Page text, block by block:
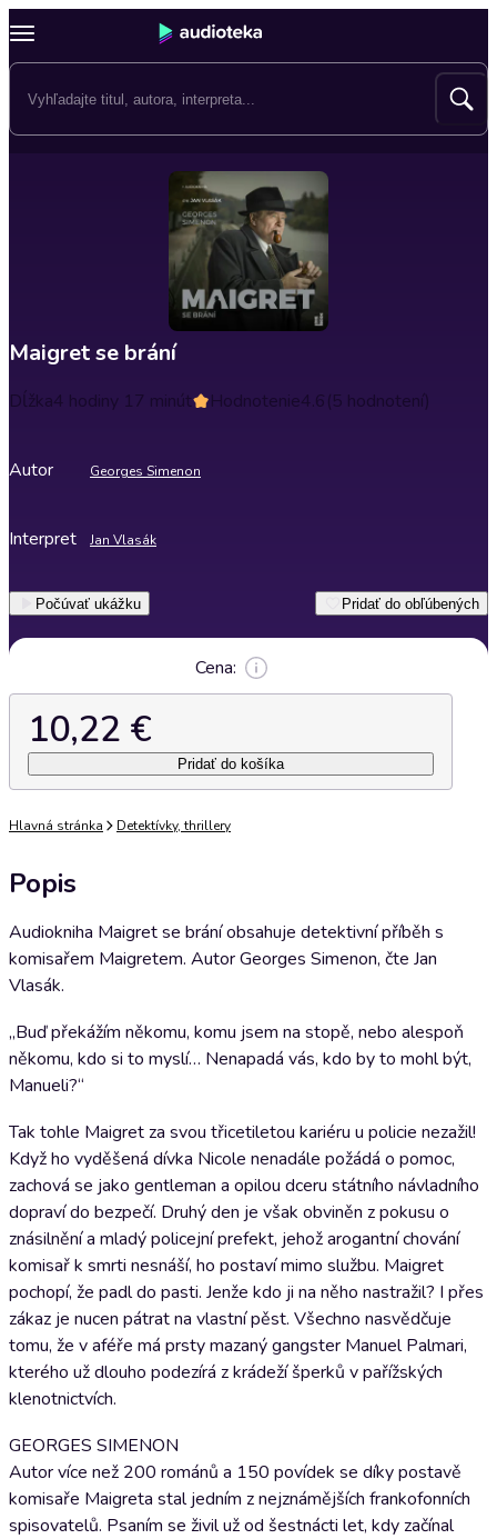
Maigret se brání
Dĺžka4 hodiny 17 minút Hodnotenie4.6(5 hodnotení)
Autor Georges Simenon
Interpret Jan Vlasák
Počúvať ukážku Pridať do obľúbených
Cena:
10,22 €
Pridať do košíka
Hlavná stránka Detektívky, thrillery
Popis
Audiokniha Maigret se brání obsahuje detektivní příběh s
komisařem Maigretem. Autor Georges Simenon, čte Jan
Vlasák.
„Buď překážím někomu, komu jsem na stopě, nebo alespoň
někomu, kdo si to myslí… Nenapadá vás, kdo by to mohl být,
Manueli?“
Tak tohle Maigret za svou třicetiletou kariéru u policie nezažil!
Když ho vyděšená dívka Nicole nenadále požádá o pomoc,
zachová se jako gentleman a opilou dceru státního návladního
dopraví do bezpečí. Druhý den je však obviněn z pokusu o
znásilnění a mladý policejní prefekt, jehož arogantní chování
komisař k smrti nesnáší, ho postaví mimo službu. Maigret
pochopí, že padl do pasti. Jenže kdo ji na něho nastražil? I přes
zákaz je nucen pátrat na vlastní pěst. Všechno nasvědčuje
tomu, že v aféře má prsty mazaný gangster Manuel Palmari,
kterého už dlouho podezírá z krádeží šperků v pařížských
klenotnictvích.
GEORGES SIMENON
Autor více než 200 románů a 150 povídek se díky postavě
komisaře Maigreta stal jedním z nejznámějších frankofonních
spisovatelů. Psaním se živil už od šestnácti let, kdy začínal